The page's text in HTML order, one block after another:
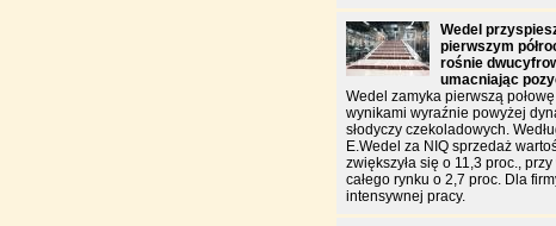
Wedel
pierwszym
rośnie
umacniając
Wedel zamyka pierwszą
wynikami wyraźnie powyżej
słodyczy czekoladowych.
E.Wedel za NIQ sprzedaż
zwiększyła się o 11,3 proc.,
całego rynku o 2,7 proc. Dla
intensywnej pracy.